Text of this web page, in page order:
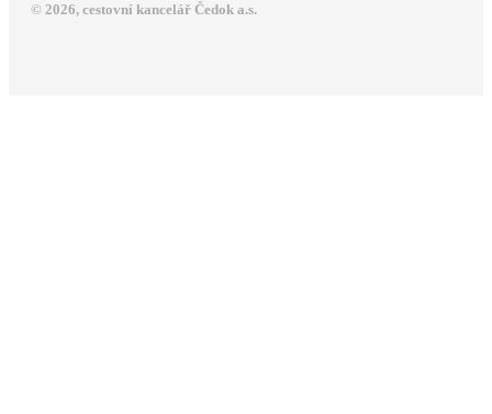
© 2026, cestovní kancelář Čedok a.s.